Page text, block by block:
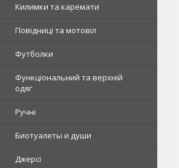
Килимки та каремати
Повідниці та мотовіл
Футболки
Функціональний та верхній
одяг
Ручні
Биотуалеты и души
Джерсі